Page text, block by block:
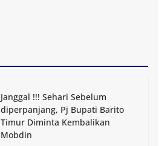
Janggal !!! Sehari Sebelum
diperpanjang, Pj Bupati Barito
Timur Diminta Kembalikan
Mobdin